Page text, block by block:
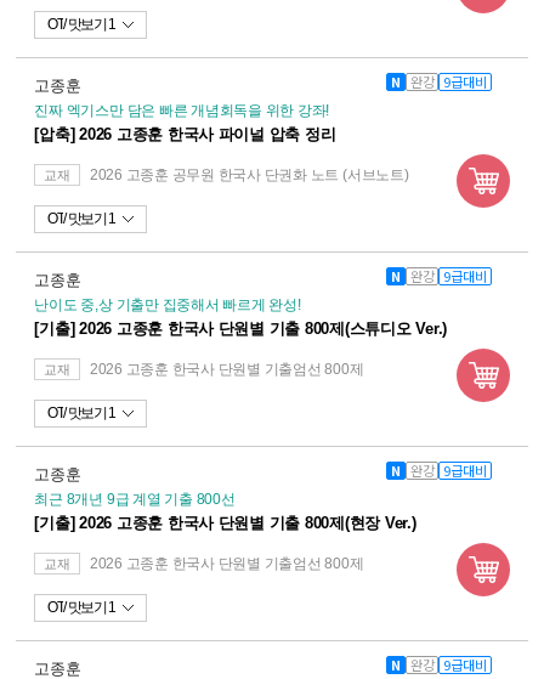
OT 맛보기 1
고종훈 N 완강 9급대비
진짜 엑기스만 담은 빠른 개념회독을 위한 강좌!
[압축] 2026 고종훈 한국사 파이널 압축 정리
교재 2026 고종훈 공무원 한국사 단권화 노트 (서브노트)
OT 맛보기 1
고종훈 N 완강 9급대비
난이도 중,상 기출만 집중해서 빠르게 완성!
[기출] 2026 고종훈 한국사 단원별 기출 800제(스튜디오 Ver.)
교재 2026 고종훈 한국사 단원별 기출엄선 800제
OT 맛보기 1
고종훈 N 완강 9급대비
최근 8개년 9급 계열 기출 800선
[기출] 2026 고종훈 한국사 단원별 기출 800제(현장 Ver.)
교재 2026 고종훈 한국사 단원별 기출엄선 800제
OT 맛보기 1
고종훈 N 완강 9급대비